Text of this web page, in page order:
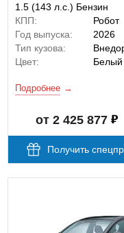
1.5 (143 л.с.) Бензин
КПП:
Робот
Год выпуска:
2026
Тип кузова:
Цвет:
Белый
Подробнее
от 2 425 877
Получить